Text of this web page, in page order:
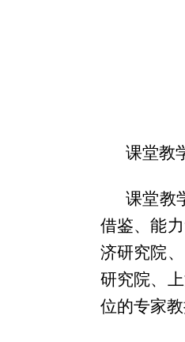
课堂教
课堂教
借鉴、能
济研究院
研究院、
位的专家